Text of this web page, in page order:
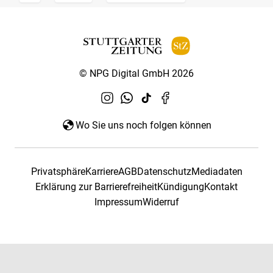
© NPG Digital GmbH 2026
Wo Sie uns noch folgen können
PrivatsphäreKarriereAGBDatenschutzMediadaten
Erklärung zur BarrierefreiheitKündigungKontakt
ImpressumWiderruf